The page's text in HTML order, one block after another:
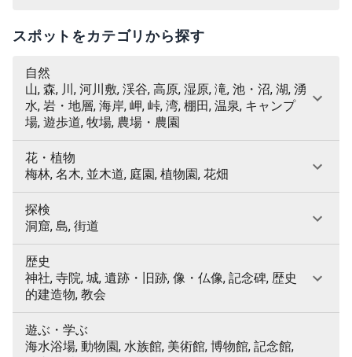
スポットをカテゴリから探す
自然
山, 森, 川, 河川敷, 渓谷, 高原, 湿原, 滝, 池・沼, 湖, 湧
水, 岩・地層, 海岸, 岬, 峠, 湾, 棚田, 温泉, キャンプ
場, 遊歩道, 牧場, 農場・農園
花・植物
梅林, 名木, 並木道, 庭園, 植物園, 花畑
探検
洞窟, 島, 街道
歴史
神社, 寺院, 城, 遺跡・旧跡, 像・仏像, 記念碑, 歴史
的建造物, 教会
遊ぶ・学ぶ
海水浴場, 動物園, 水族館, 美術館, 博物館, 記念館,